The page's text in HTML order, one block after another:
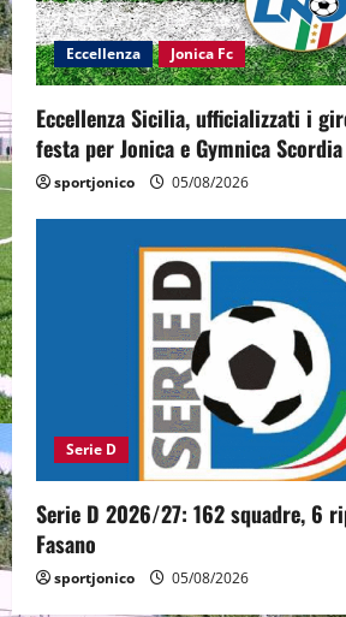
Eccellenza Jonica Fc
Eccellenza Sicilia, ufficializzati i
festa per Jonica e Gymnica Scordia
sportjonico 05/08/2026
Serie D
Serie D 2026/27: 162 squadre, 6
Fasano
sportjonico 05/08/2026